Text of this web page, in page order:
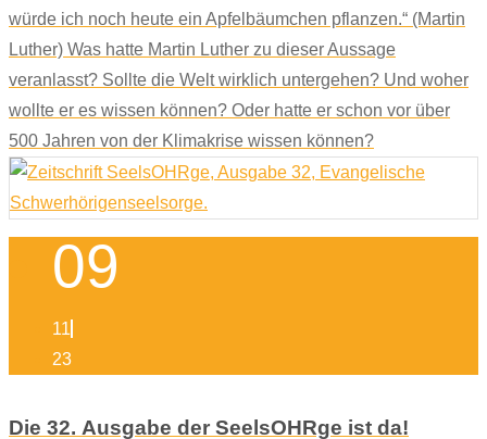
würde ich noch heute ein Apfelbäumchen pflanzen.“ (Martin
Luther) Was hatte Martin Luther zu dieser Aussage
veranlasst? Sollte die Welt wirklich untergehen? Und woher
wollte er es wissen können? Oder hatte er schon vor über
500 Jahren von der Klimakrise wissen können?
09
11
23
Die 32. Ausgabe der SeelsOHRge ist da!